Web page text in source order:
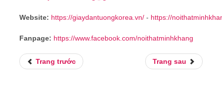
Website: https://giaydantuongkorea.vn/ - https://
Fanpage: https://www.facebook.com/noithatminhkhang
Trang trước Trang sau